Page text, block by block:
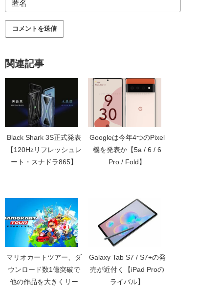
関連記事
Black Shark 3S正式発表
【120Hzリフレッシュレ
ート・スナドラ865】
Googleは今年4つのPixel
機を発表か【5a / 6 / 6
Pro / Fold】
マリオカートツアー、ダ
ウンロード数1億突破で
他の作品を大きくリー
Galaxy Tab S7 / S7+の発
売が近付く【iPad Proの
ライバル】